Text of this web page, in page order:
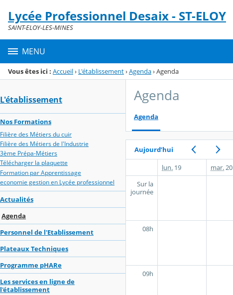
Menu de la rubrique
Contenu
Lycée Professionnel Desaix - ST-ELOY
SAINT-ELOY-LES-MINES
MENU
Vous êtes ici : Accueil› L'établissement›Agenda›Agenda
L'établissement
Nos Formations
Filière des Métiers du cuir
Filière des Métiers de l'Industrie
3ème Prépa-Métiers
Télécharger la plaquette
Formation par Apprentissage
economie gestion en Lycée professionnel
Actualités
Agenda
Personnel de l'Etablissement
Plateaux Techniques
Programme pHARe
Les services en ligne de
l'établissement
Agenda
Agenda
Aujourd’hui
lun. 19 mar. 20
Sur la
journée
08h
09h